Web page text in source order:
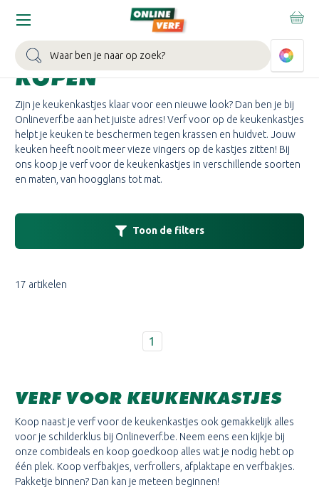
Zoeken
Home Keukenkastjesverf
KEUKENKASTJES VERF
KOPEN
Zijn je keukenkastjes klaar voor een nieuwe look? Dan ben je bij
Onlineverf.be aan het juiste adres! Verf voor op de keukenkastjes
helpt je keuken te beschermen tegen krassen en huidvet. Jouw
keuken heeft nooit meer vieze vingers op de kastjes zitten! Bij
ons koop je verf voor de keukenkastjes in verschillende soorten
en maten, van hoogglans tot mat.
17 artikelen
1
Toon de filters
VERF VOOR KEUKENKASTJES
Koop naast je verf voor de keukenkastjes ook gemakkelijk alles
voor je schilderklus bij Onlineverf.be. Neem eens een kijkje bij
onze combideals en koop goedkoop alles wat je nodig hebt op
één plek. Koop verfbakjes, verfrollers, afplaktape en verfbakjes.
Pakketje binnen? Dan kan je meteen beginnen!